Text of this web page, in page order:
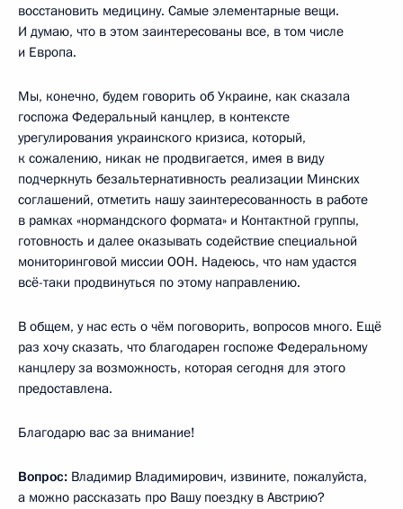
восстановить медицину. Самые элементарные вещи.
И думаю, что в этом заинтересованы все, в том числе
и Европа.
Мы, конечно, будем говорить об Украине, как сказала
госпожа Федеральный канцлер, в контексте
урегулирования украинского кризиса, который,
к сожалению, никак не продвигается, имея в виду
подчеркнуть безальтернативность реализации Минских
соглашений, отметить нашу заинтересованность в работе
в рамках «нормандского формата» и Контактной группы,
готовность и далее оказывать содействие специальной
мониторинговой миссии ООН. Надеюсь, что нам удастся
всё-таки продвинуться по этому направлению.
В общем, у нас есть о чём поговорить, вопросов много. Ещё
раз хочу сказать, что благодарен госпоже Федеральному
канцлеру за возможность, которая сегодня для этого
предоставлена.
Благодарю вас за внимание!
Вопрос: Владимир Владимирович, извините, пожалуйста,
а можно рассказать про Вашу поездку в Австрию?